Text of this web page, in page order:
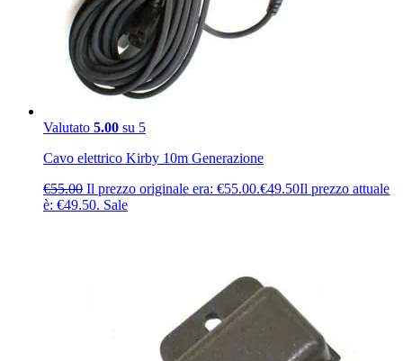
Valutato 5.00 su 5
Cavo elettrico Kirby 10m Generazione
€55.00 Il prezzo originale era: €55.00.€49.50Il prezzo attuale
è: €49.50. Sale